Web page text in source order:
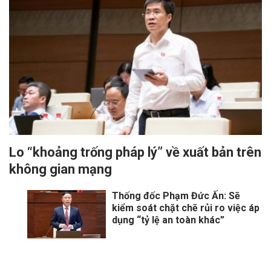
Lo “khoảng trống pháp lý” về xuất bản trên
không gian mạng
Thống đốc Phạm Đức Ấn: Sẽ
kiểm soát chặt chẽ rủi ro việc áp
dụng “tỷ lệ an toàn khác”